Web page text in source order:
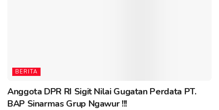
BERITA
Anggota DPR RI Sigit Nilai Gugatan Perdata PT.
BAP Sinarmas Grup Ngawur !!!